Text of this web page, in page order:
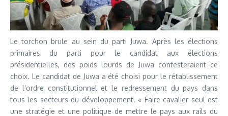
Le torchon brule au sein du parti Juwa. Après les élections
primaires du parti pour le candidat aux élections
présidentielles, des poids lourds de Juwa contesteraient ce
choix. Le candidat de Juwa a été choisi pour le rétablissement
de l’ordre constitutionnel et le redressement du pays dans
tous les secteurs du développement. « Faire cavalier seul est
une stratégie et une politique de mettre le pays aux rails du